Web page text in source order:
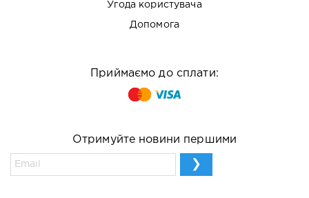
Угода користувача
Допомога
Приймаємо до сплати:
Отримуйте новини першими